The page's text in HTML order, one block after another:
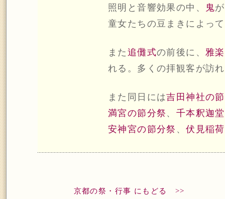
照明と音響効果の中、
鬼
童女たちの豆まきによって
また 追儺式の前後に、雅
れる。多くの拝観客が訪
また同日には吉田神社の
満宮の節分祭 、 千本釈迦
安神宮の節分祭 、伏見稲
京都の祭・行事 にもどる >>